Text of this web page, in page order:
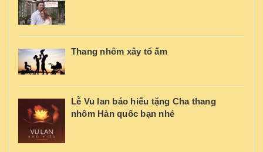
Thang nhôm xây tổ ấm
Lễ Vu lan báo hiếu tặng Cha thang
nhôm Hàn quốc bạn nhé